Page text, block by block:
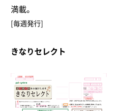
満載。
[毎週発行]
きなりセレクト